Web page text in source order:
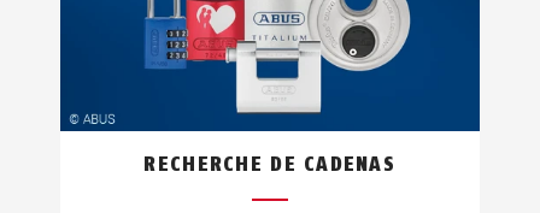
RECHERCHE DE CADENAS